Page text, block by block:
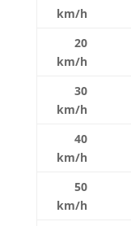
km/h
20
km/h
30
km/h
40
km/h
50
km/h